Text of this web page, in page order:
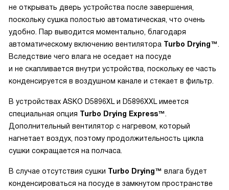
не открывать дверь устройства после завершения,
поскольку сушка полостью автоматическая, что очень
удобно. Пар выводится моментально, благодаря
автоматическому включению вентилятора Turbo Drying™
Вследствие чего влага не оседает на посуде
и не скапливается внутри устройства, поскольку ее часть
конденсируется в воздушном канале и стекает в фильтр.
В устройствах ASKO D5896XL и D5896XXL имеется
специальная опция Turbo Drying Express™
Дополнительный вентилятор с нагревом, который
нагнетает воздух, поэтому продолжительность цикла
сушки сокращается на полчаса.
В случае отсутствия сушки Turbo Drying™ влага будет
конденсироваться на посуде в замкнутом пространстве